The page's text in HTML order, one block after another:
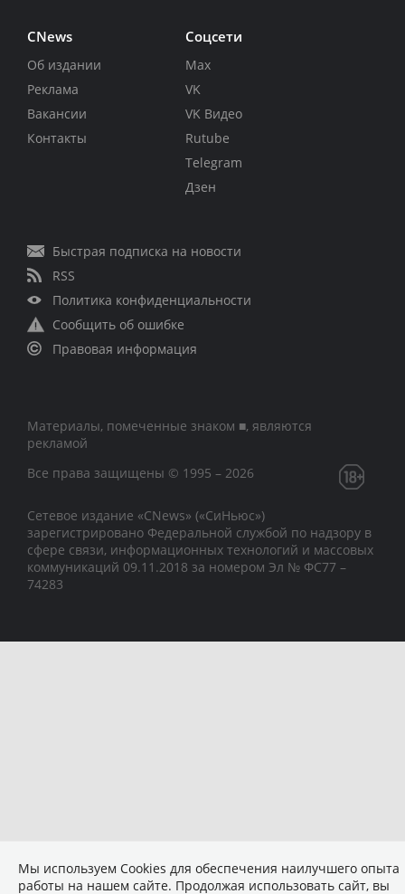
CNews
Об издании
Реклама
Вакансии
Контакты
Соцсети
Max
VK
VK Видео
Rutube
Telegram
Дзен
Быстрая подписка на новости
RSS
Политика конфиденциальности
Сообщить об ошибке
Правовая информация
Материалы, помеченные знаком ■, являются
рекламой
Все права защищены © 1995 – 2026
Сетевое издание «CNews» («СиНьюс»)
зарегистрировано Федеральной службой по надзору в
сфере связи, информационных технологий и массовых
коммуникаций 09.11.2018 за номером Эл № ФС77 –
74283
Мы используем Сookies для обеспечения наилучшего опыта
работы на нашем сайте. Продолжая использовать сайт, вы